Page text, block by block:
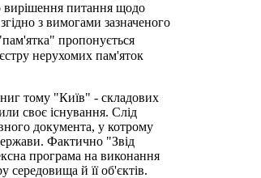
вирішення питання щодо
з вимогами зазначеного
пропонується
нерухомих пам'яток
тому "Київ" - складових
своє існування. Слід
документа, у котрому
Фактично "Звід
програма на виконання
середовища й її об'єктів.